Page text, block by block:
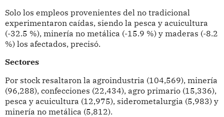
Solo los empleos provenientes del no tradicional
experimentaron caídas, siendo la pesca y acuicultura
(-32.5 %), minería no metálica (-15.9 %) y maderas (-8.2
%) los afectados, precisó.
Sectores
Por stock resaltaron la agroindustria (104,569), minería
(96,288), confecciones (22,434), agro primario (15,336),
pesca y acuicultura (12,975), siderometalurgia (5,983) y
minería no metálica (5,812).